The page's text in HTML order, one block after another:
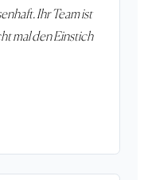
Ihr Team ist
mal den Einstich